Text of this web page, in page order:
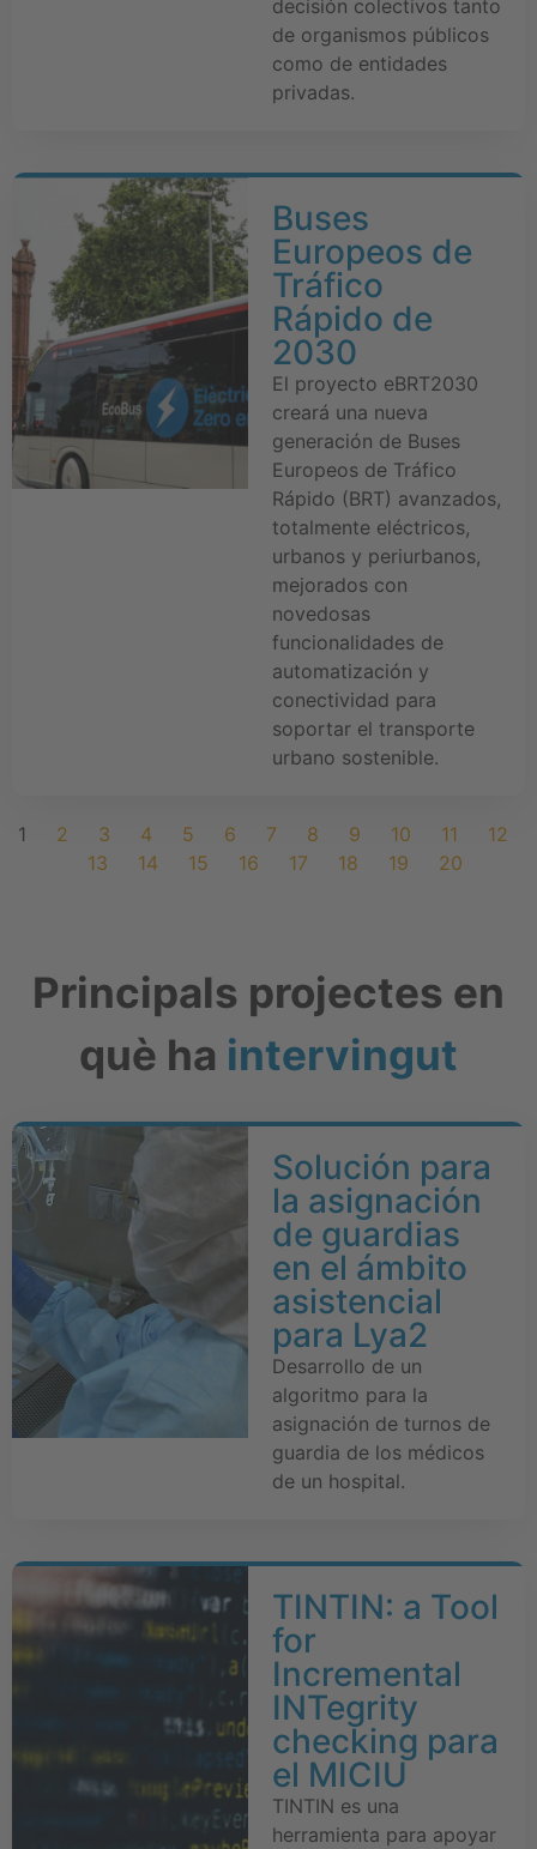
decisión colectivos tanto
de organismos públicos
como de entidades
privadas.
Buses
Europeos de
Tráfico
Rápido de
2030
El proyecto eBRT2030
creará una nueva
generación de Buses
Europeos de Tráfico
Rápido (BRT) avanzados,
totalmente eléctricos,
urbanos y periurbanos,
mejorados con
novedosas
funcionalidades de
automatización y
conectividad para
soportar el transporte
urbano sostenible.
1 2 3 4 5 6 7 8 9 10 11
12
13
14 15 16 17 18 19 20
Principals projectes en
què ha intervingut
Solución para
la asignación
de guardias
en el ámbito
asistencial
para Lya2
Desarrollo de un
algoritmo para la
asignación de turnos de
guardia de los médicos
de un hospital.
TINTIN: a Tool
for
Incremental
INTegrity
checking para
el MICIU
TINTIN es una
herramienta para apoyar